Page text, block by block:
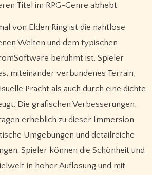
Titel im RPG-Genre abhebt.
von Elden Ring ist die nahtlose
Welten und dem typischen
berühmt ist. Spieler
miteinander verbundenes Terrain,
Pracht als auch durch eine dichte
Die grafischen Verbesserungen,
erheblich zu dieser Immersion
Umgebungen und detailreiche
Spieler können die Schönheit und
in hoher Auflösung und mit